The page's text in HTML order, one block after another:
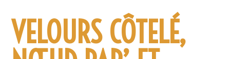
VELOURS CÔTELÉ,